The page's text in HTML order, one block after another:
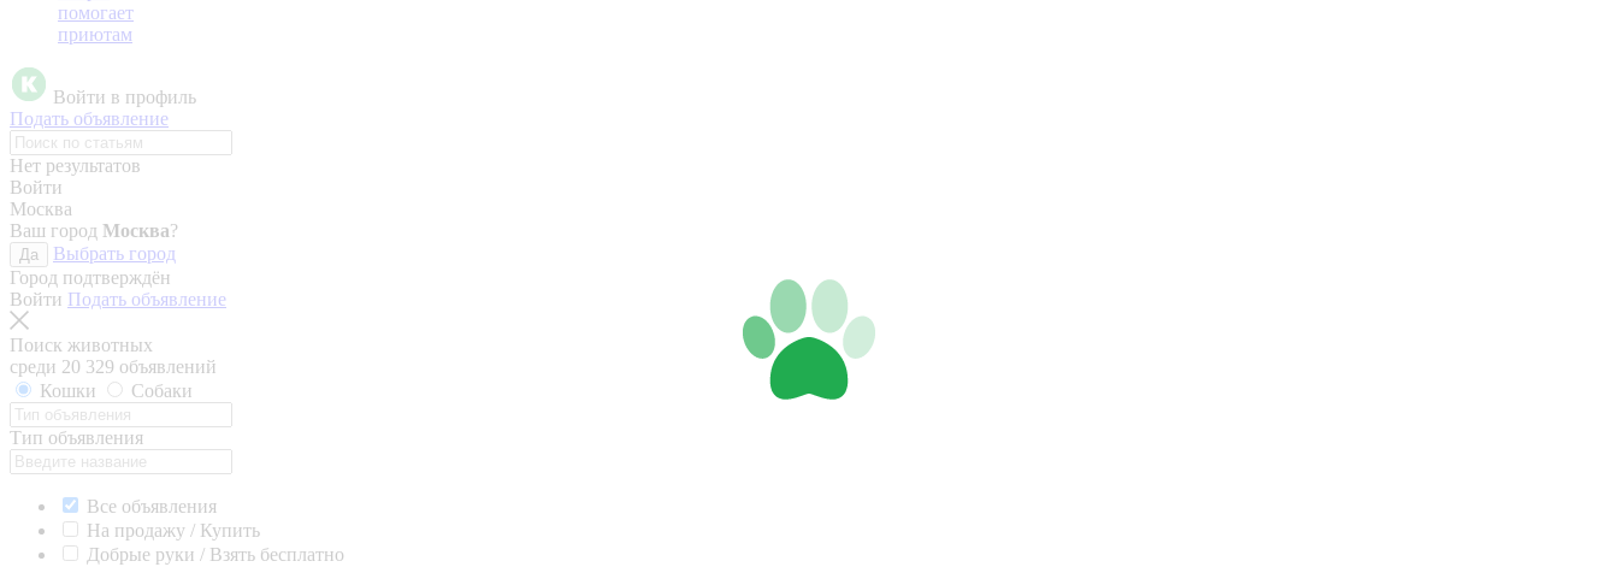
помогает
приютам
Войти в профиль
Подать объявление
Нет результатов
Войти
Москва
Ваш город Москва?
Да
Выбрать город
Город подтверждён
Войти Подать объявление
Поиск животных
среди 20 329 объявлений
Кошки
Собаки
Тип объявления
Все объявления
На продажу / Купить
Добрые руки / Взять бесплатно